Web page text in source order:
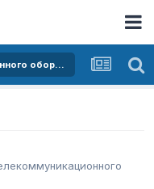
Покупка и продажа телекоммуникационного оборудования